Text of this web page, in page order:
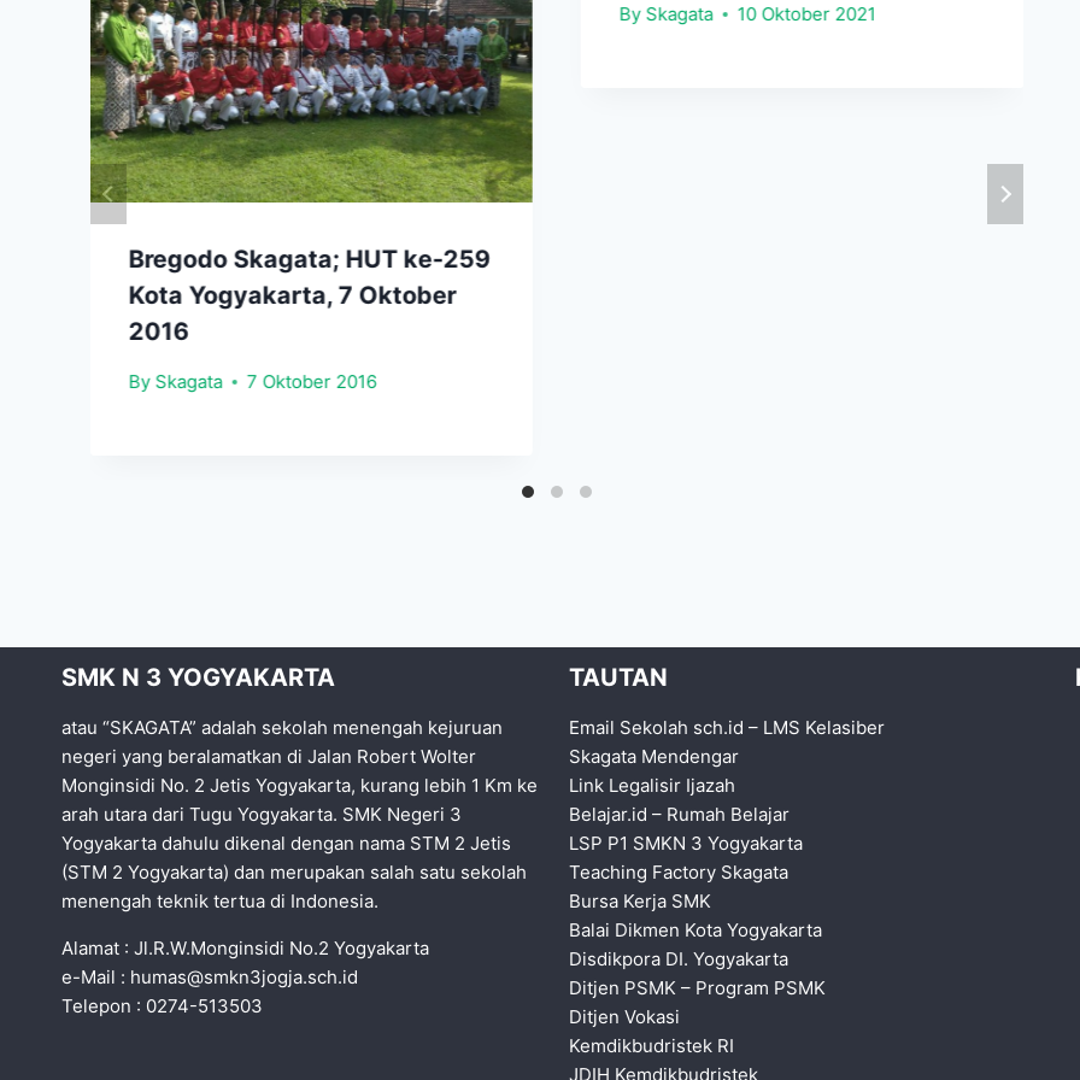
Bregodo Skagata; HUT ke-259
Kota Yogyakarta, 7 Oktober
2016
By Skagata 7 Oktober 2016
By Skagata 10 Oktober 2021
SMK N 3 YOGYAKARTA
atau “SKAGATA” adalah sekolah menengah kejuruan
negeri yang beralamatkan di Jalan Robert Wolter
Monginsidi No. 2 Jetis Yogyakarta, kurang lebih 1 Km ke
arah utara dari Tugu Yogyakarta. SMK Negeri 3
Yogyakarta dahulu dikenal dengan nama STM 2 Jetis
(STM 2 Yogyakarta) dan merupakan salah satu sekolah
menengah teknik tertua di Indonesia.
Alamat : Jl.R.W.Monginsidi No.2 Yogyakarta
e-Mail : humas@smkn3jogja.sch.id
Telepon : 0274-513503
TAUTAN
Email Sekolah sch.id – LMS Kelasiber
Skagata Mendengar
Link Legalisir Ijazah
Belajar.id – Rumah Belajar
LSP P1 SMKN 3 Yogyakarta
Teaching Factory Skagata
Bursa Kerja SMK
Balai Dikmen Kota Yogyakarta
Disdikpora DI. Yogyakarta
Ditjen PSMK – Program PSMK
Ditjen Vokasi
Kemdikbudristek RI
JDIH Kemdikbudristek